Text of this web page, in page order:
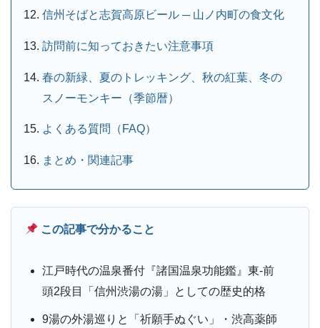
信州そばと志賀高原ビール ─ 山ノ内町の食文化
訪問前に知っておきたい注意事項
春の新緑、夏のトレッキング、秋の紅葉、冬の
スノーモンキー（季節暦）
よくある質問（FAQ）
まとめ・関連記事
この記事で分かること
江戸時代の温泉番付『諸国温泉功能鑑』東-前
頭2段目「信州渋湯の湯」としての歴史的格
9湯の外湯巡りと「祈願手ぬぐい」・渋高薬師